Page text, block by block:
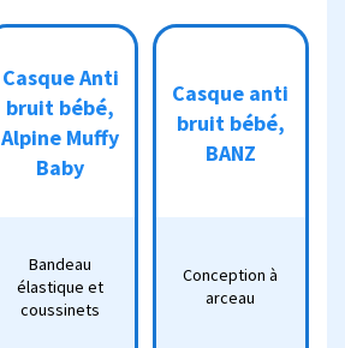
Anti bruit
bébé,
Alpine
Muffy
Baby
Casque
anti bruit
bébé,
Casque
anti-bruit
bébé,
BBTKCARE
élastique
et
coussinets
Conception
Casque
serre-tête
Casque Anti
bruit bébé,
Alpine Muffy
Baby
Bandeau
élastique et
coussinets
Casque anti
bruit bébé,
BANZ
Conception à
arceau